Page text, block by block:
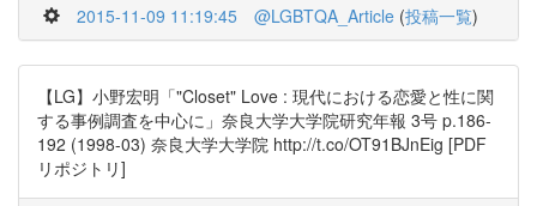
2015-11-09 11:19:45 @LGBTQA_Article (投稿一覧)
【LG】小野宏明「"Closet" Love : 現代における恋愛と性に関
する事例調査を中心に」奈良大学大学院研究年報 3号 p.186-
192 (1998-03) 奈良大学大学院 http://t.co/OT91BJnEig [PDF
リポジトリ]